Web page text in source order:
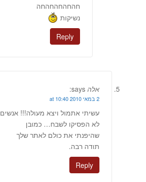
חהחהחהחהחה
נשיקות
Reply
אלה says:
2 במאי 2010 at 10:40
עשיתי אתמול ויצא מעולה!!! אנשים
לא הפסיקו לשבח… כמובן
שהיפנתי את כולם לאתר שלך
תודה רבה.
Reply